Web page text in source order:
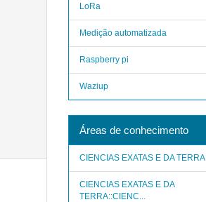
LoRa
Medição automatizada
Raspberry pi
Waziup
Áreas de conhecimento
CIENCIAS EXATAS E DA TERRA
CIENCIAS EXATAS E DA
TERRA::CIENC...